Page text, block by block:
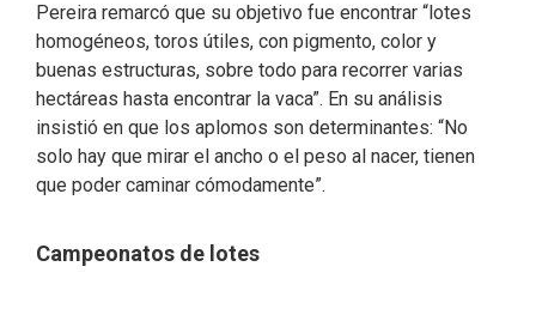
Pereira remarcó que su objetivo fue encontrar “lotes
homogéneos, toros útiles, con pigmento, color y
buenas estructuras, sobre todo para recorrer varias
hectáreas hasta encontrar la vaca”. En su análisis
insistió en que los aplomos son determinantes: “No
solo hay que mirar el ancho o el peso al nacer, tienen
que poder caminar cómodamente”.
Campeonatos de lotes